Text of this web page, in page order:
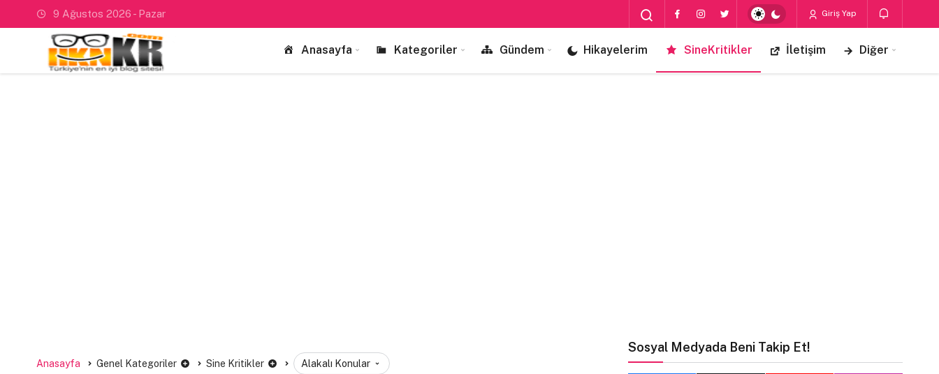
9 Ağustos 2026 - Pazar Giriş Yap
Anasayfa Kategoriler Gündem Hikayelerim SineKritikler İletişim Diğer
Anasayfa Genel Kategoriler Sine Kritikler Alakalı Konular
Sosyal Medyada Beni Takip Et!